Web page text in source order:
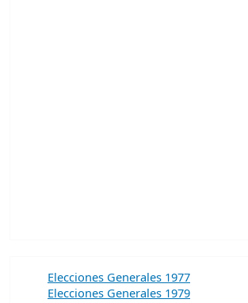
Elecciones Generales 1977
Elecciones Generales 1979